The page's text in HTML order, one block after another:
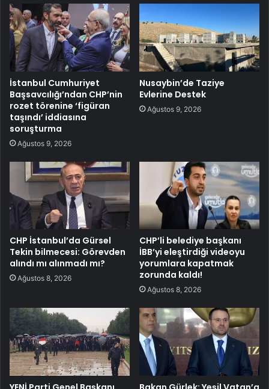
İstanbul Cumhuriyet
Başsavcılığı’ndan CHP’nin
rozet törenine ‘figüran
taşındı’ iddiasına
soruşturma
Ağustos 9, 2026
Nusaybin’de Taziye
Evlerine Destek
Ağustos 9, 2026
CHP İstanbul’da Gürsel
Tekin bilmecesi: Görevden
alındı mı alınmadı mı?
Ağustos 8, 2026
CHP’li belediye başkanı
İBB’yi eleştirdiği videoyu
yorumlara kapatmak
zorunda kaldı!
Ağustos 8, 2026